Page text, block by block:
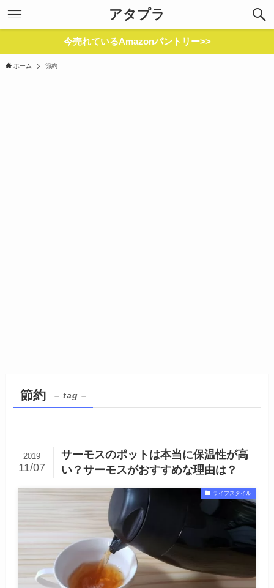
アタプラ
今売れているAmazonパントリー>>
ホーム 節約
節約 – tag –
サーモスのポットは本当に保温性が高
い？サーモスがおすすめな理由は？
2019
11/07
ライフスタイル